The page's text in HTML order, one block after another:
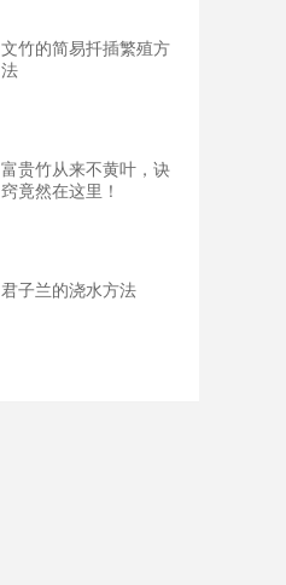
文竹的简易扦插繁殖方
法
富贵竹从来不黄叶，诀
窍竟然在这里！
君子兰的浇水方法